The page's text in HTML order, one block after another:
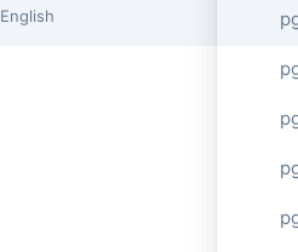
English